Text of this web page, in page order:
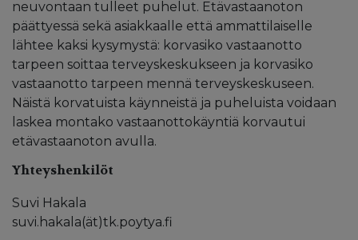
neuvontaan tulleet puhelut. Etävastaanoton
päättyessä sekä asiakkaalle että ammattilaiselle
lähtee kaksi kysymystä: korvasiko vastaanotto
tarpeen soittaa terveyskeskukseen ja korvasiko
vastaanotto tarpeen mennä terveyskeskuseen.
Näistä korvatuista käynneistä ja puheluista voidaan
laskea montako vastaanottokäyntiä korvautui
etävastaanoton avulla.
Yhteyshenkilöt
Suvi Hakala
suvi.hakala(ät)tk.poytya.fi